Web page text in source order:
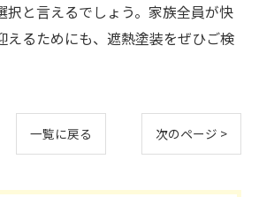
択と言えるでしょう。家族全員が快
えるためにも、遮熱塗装をぜひご検
一覧に戻る 次のページ >